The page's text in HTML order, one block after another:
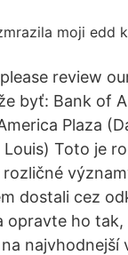
review
byť: Bank of
Plaza
Louis) Toto je
dostali cez
opravte ho tak,
najvhodnejší